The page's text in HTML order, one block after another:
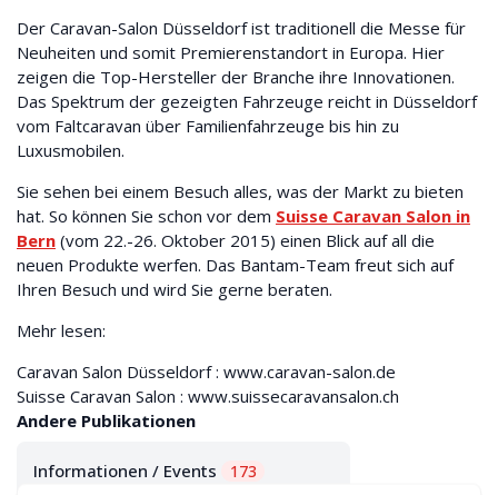
Der Caravan-Salon Düsseldorf ist traditionell die Messe für
Neuheiten und somit Premierenstandort in Europa. Hier
zeigen die Top-Hersteller der Branche ihre Innovationen.
Das Spektrum der gezeigten Fahrzeuge reicht in Düsseldorf
vom Faltcaravan über Familienfahrzeuge bis hin zu
Luxusmobilen.
Sie sehen bei einem Besuch alles, was der Markt zu bieten
hat. So können Sie schon vor dem Suisse Caravan Salon in
Bern (vom 22.-26. Oktober 2015) einen Blick auf all die
neuen Produkte werfen. Das Bantam-Team freut sich auf
Ihren Besuch und wird Sie gerne beraten.
Mehr lesen:
Caravan Salon Düsseldorf : www.caravan-salon.de
Suisse Caravan Salon : www.suissecaravansalon.ch
Andere Publikationen
Informationen / Events 173